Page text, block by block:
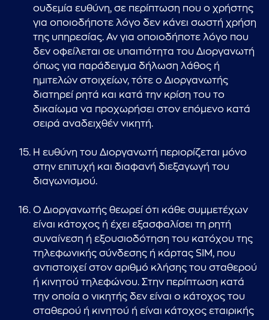
ουδεμία ευθύνη, σε περίπτωση που ο χρήστης
για οποιοδήποτε λόγο δεν κάνει σωστή χρήση
της υπηρεσίας. Αν για οποιοδήποτε λόγο που
δεν οφείλεται σε υπαιτιότητα του Διοργανωτή
όπως για παράδειγμα δήλωση λάθος ή
ημιτελών στοιχείων, τότε ο Διοργανωτής
διατηρεί ρητά και κατά την κρίση του το
δικαίωμα να προχωρήσει στον επόμενο κατά
σειρά αναδειχθέν νικητή.
Η ευθύνη του Διοργανωτή περιορίζεται μόνο
στην επιτυχή και διαφανή διεξαγωγή του
διαγωνισμού.
Ο Διοργανωτής θεωρεί ότι κάθε συμμετέχων
είναι κάτοχος ή έχει εξασφαλίσει τη ρητή
συναίνεση ή εξουσιοδότηση του κατόχου της
τηλεφωνικής σύνδεσης ή κάρτας SIM, που
αντιστοιχεί στον αριθμό κλήσης του σταθερού
ή κινητού τηλεφώνου. Στην περίπτωση κατά
την οποία ο νικητής δεν είναι ο κάτοχος του
σταθερού ή κινητού ή είναι κάτοχος εταιρικής